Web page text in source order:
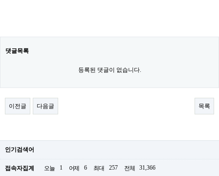
댓글목록
등록된 댓글이 없습니다.
이전글 다음글 목록
인기검색어
접속자집계 오늘 1 어제 6 최대 257 전체 31,366